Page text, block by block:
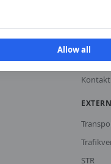
Cookies
Kontakt
STR
Allow all